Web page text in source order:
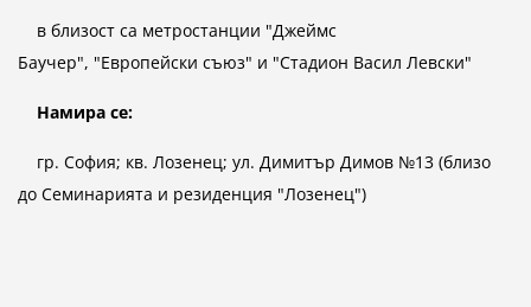
в близост са метростанции "Джеймс
Баучер", "Европейски съюз" и "Стадион Васил Левски"
Намира се:
гр. София; кв. Лозенец; ул. Димитър Димов №13 (близо
до Семинарията и резиденция "Лозенец")